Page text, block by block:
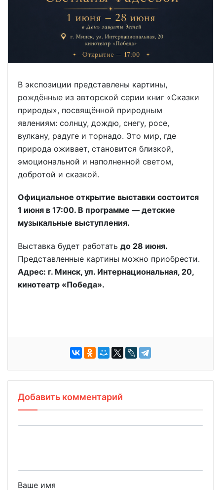
В экспозиции представлены картины,
рождённые из авторской серии книг «Сказки
природы», посвящённой природным
явлениям: солнцу, дождю, снегу, росе,
вулкану, радуге и торнадо. Это мир, где
природа оживает, становится близкой,
эмоциональной и наполненной светом,
добротой и сказкой.
Официальное открытие выставки состоится
1 июня в 17:00. В программе — детские
музыкальные выступления.
Выставка будет работать до 28 июня.
Представленные картины можно приобрести.
Адрес: г. Минск, ул. Интернациональная, 20,
кинотеатр «Победа».
Добавить комментарий
Ваше имя